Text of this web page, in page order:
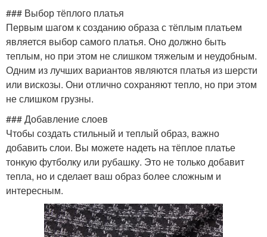
### Выбор тёплого платья
Первым шагом к созданию образа с тёплым платьем
является выбор самого платья. Оно должно быть
теплым, но при этом не слишком тяжелым и неудобным.
Одним из лучших вариантов являются платья из шерсти
или вискозы. Они отлично сохраняют тепло, но при этом
не слишком грузны.
### Добавление слоев
Чтобы создать стильный и теплый образ, важно
добавить слои. Вы можете надеть на тёплое платье
тонкую футболку или рубашку. Это не только добавит
тепла, но и сделает ваш образ более сложным и
интересным.